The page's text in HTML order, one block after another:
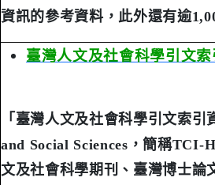
資訊的參考資料，此外還有逾
臺灣人文及社會科學引文
「臺灣人文及社會科學引文索引
and Social Sciences ，簡稱TCI-
文及社會科學期刊、臺灣博士論